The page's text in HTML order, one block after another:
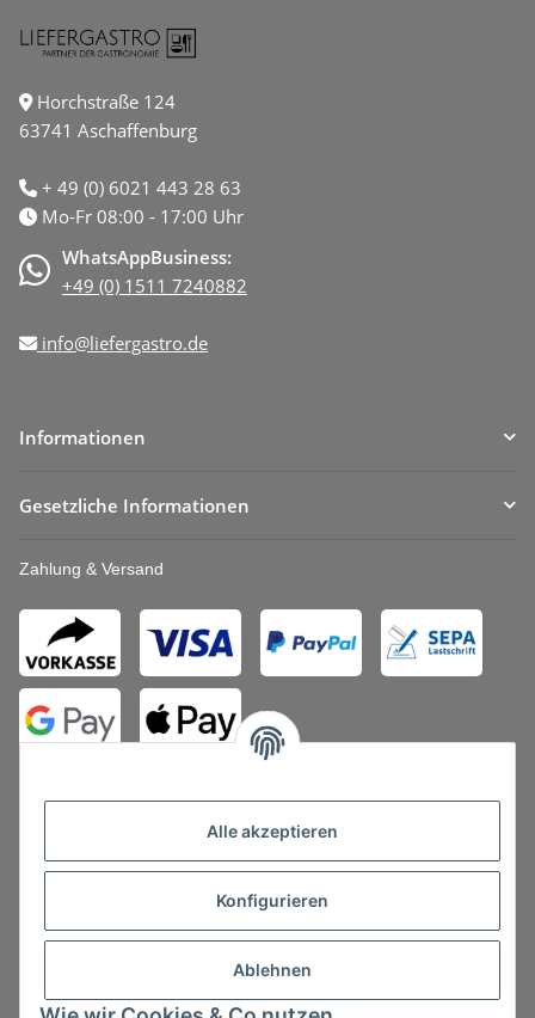
Alle akzeptieren
Konfigurieren
Ablehnen
Horchstraße 124
63741 Aschaffenburg
+ 49 (0) 6021 443 28 63
Mo-Fr 08:00 - 17:00 Uhr
WhatsAppBusiness:
+49 (0) 1511 7240882
info@liefergastro.de
Informationen
Gesetzliche Informationen
Zahlung & Versand
Vertrag widerrufen